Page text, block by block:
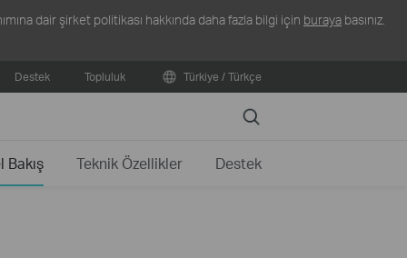
dair şirket politikası hakkında daha fazla bilgi için buraya basınız.
Destek Topluluk Türkiye / Türkçe
Search
Bakış Teknik Özellikler Destek